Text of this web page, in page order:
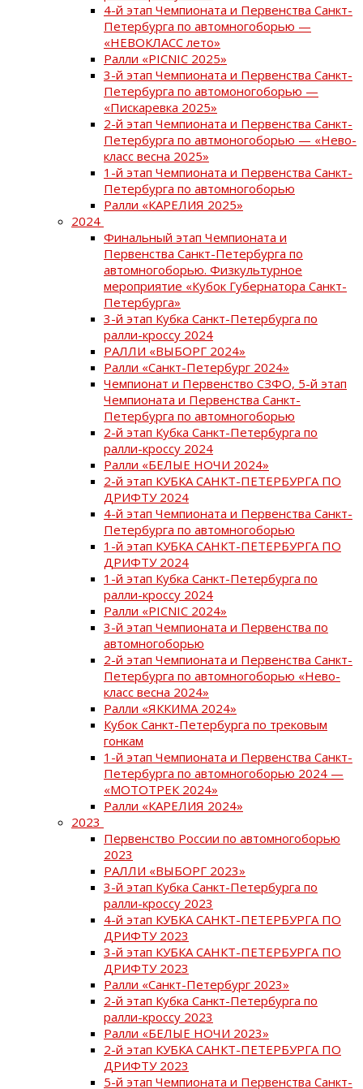
4-й этап Чемпионата и Первенства Санкт-
Петербурга по автомногоборью —
«НЕВОКЛАСС лето»
Ралли «PICNIC 2025»
3-й этап Чемпионата и Первенства Санкт-
Петербурга по автомоногоборью —
«Пискаревка 2025»
2-й этап Чемпионата и Первенства Санкт-
Петербурга по автмоногоборью — «Нево-
класс весна 2025»
1-й этап Чемпионата и Первенства Санкт-
Петербурга по автомногоборью
Ралли «КАРЕЛИЯ 2025»
2024
Финальный этап Чемпионата и
Первенства Санкт-Петербурга по
автомногоборью. Физкультурное
мероприятие «Кубок Губернатора Санкт-
Петербурга»
3-й этап Кубка Санкт-Петербурга по
ралли-кроссу 2024
РАЛЛИ «ВЫБОРГ 2024»
Ралли «Санкт-Петербург 2024»
Чемпионат и Первенство СЗФО, 5-й этап
Чемпионата и Первенства Санкт-
Петербурга по автомногоборью
2-й этап Кубка Санкт-Петербурга по
ралли-кроссу 2024
Ралли «БЕЛЫЕ НОЧИ 2024»
2-й этап КУБКА САНКТ-ПЕТЕРБУРГА ПО
ДРИФТУ 2024
4-й этап Чемпионата и Первенства Санкт-
Петербурга по автомногоборью
1-й этап КУБКА САНКТ-ПЕТЕРБУРГА ПО
ДРИФТУ 2024
1-й этап Кубка Санкт-Петербурга по
ралли-кроссу 2024
Ралли «PICNIC 2024»
3-й этап Чемпионата и Первенства по
автомногоборью
2-й этап Чемпионата и Первенства Санкт-
Петербурга по автомногоборью «Нево-
класс весна 2024»
Ралли «ЯККИМА 2024»
Кубок Санкт-Петербурга по трековым
гонкам
1-й этап Чемпионата и Первенства Санкт-
Петербурга по автомногоборью 2024 —
«МОТОТРЕК 2024»
Ралли «КАРЕЛИЯ 2024»
2023
Первенство России по автомногоборью
2023
РАЛЛИ «ВЫБОРГ 2023»
3-й этап Кубка Санкт-Петербурга по
ралли-кроссу 2023
4-й этап КУБКА САНКТ-ПЕТЕРБУРГА ПО
ДРИФТУ 2023
3-й этап КУБКА САНКТ-ПЕТЕРБУРГА ПО
ДРИФТУ 2023
Ралли «Санкт-Петербург 2023»
2-й этап Кубка Санкт-Петербурга по
ралли-кроссу 2023
Ралли «БЕЛЫЕ НОЧИ 2023»
2-й этап КУБКА САНКТ-ПЕТЕРБУРГА ПО
ДРИФТУ 2023
5-й этап Чемпионата и Первенства Санкт-